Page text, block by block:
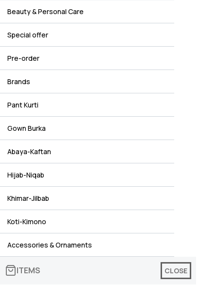
Beauty & Personal Care
Special offer
Pre-order
Brands
Pant Kurti
Gown Burka
Abaya-Kaftan
Hijab-Niqab
Khimar-Jilbab
Koti-Kimono
Accessories & Ornaments
ITEMS CLOSE